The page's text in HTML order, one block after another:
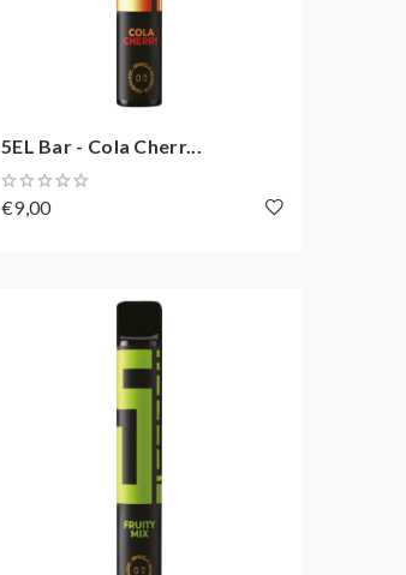
5EL Bar - Cola Cherr...
€9,00